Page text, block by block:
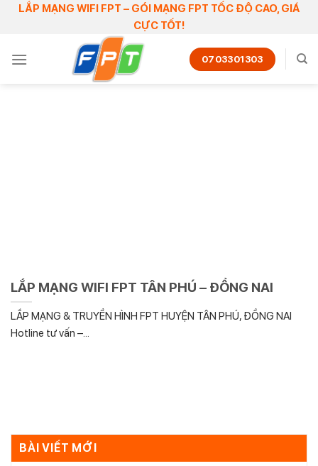
SkipLẮP MẠNG WIFI FPT – GÓI MẠNG FPT TỐC ĐỘ CAO, GIÁ
CỰC TỐT!
0703301303
LẮP MẠNG WIFI FPT TÂN PHÚ – ĐỒNG NAI
LẮP MẠNG & TRUYỀN HÌNH FPT HUYỆN TÂN PHÚ, ĐỒNG NAI
Hotline tư vấn –...
BÀI VIẾT MỚI